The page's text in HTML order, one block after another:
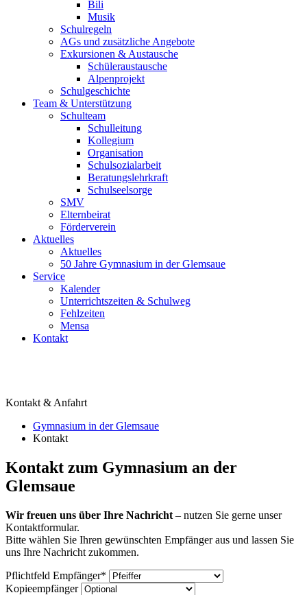
Bili
Musik
Schulregeln
AGs und zusätzliche Angebote
Exkursionen & Austausche
Schüleraustausche
Alpenprojekt
Schulgeschichte
Team & Unterstützung
Schulteam
Schulleitung
Kollegium
Organisation
Schulsozialarbeit
Beratungslehrkraft
Schulseelsorge
SMV
Elternbeirat
Förderverein
Aktuelles
Aktuelles
50 Jahre Gymnasium in der Glemsaue
Service
Kalender
Unterrichtszeiten & Schulweg
Fehlzeiten
Mensa
Kontakt
Kontakt & Anfahrt
Gymnasium in der Glemsaue
Kontakt
Kontakt zum Gymnasium an der
Glemsaue
Wir freuen uns über Ihre Nachricht – nutzen Sie gerne unser
Kontaktformular.
Bitte wählen Sie Ihren gewünschten Empfänger aus und lassen Sie
uns Ihre Nachricht zukommen.
Pflichtfeld Empfänger*
Kopieempfänger